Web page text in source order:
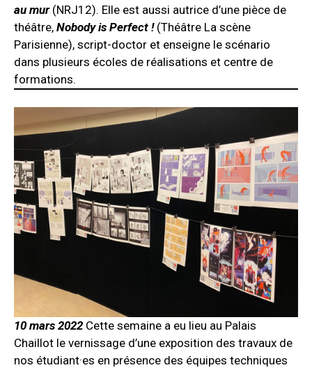
au mur(NRJ12). Elle est aussi autrice d’une pièce de
théâtre, Nobody is Perfect !(Théâtre La scène
Parisienne), script-doctor et enseigne le scénario
dans plusieurs écoles de réalisations et centre de
formations.
10 mars 2022 Cette semaine a eu lieu au Palais
Chaillot le vernissage d’une exposition des travaux de
nos étudiant·es en présence des équipes techniques